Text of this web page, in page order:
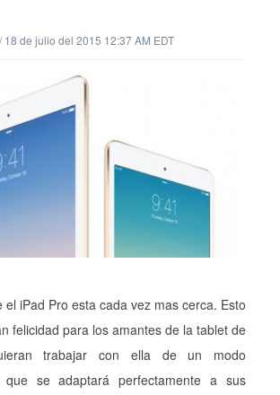
/18 de julio del 2015 12:37 AM EDT
el iPad Pro esta cada vez mas cerca. Esto
felicidad para los amantes de la tablet de
trabajar con ella de un modo
que se adaptará perfectamente a sus